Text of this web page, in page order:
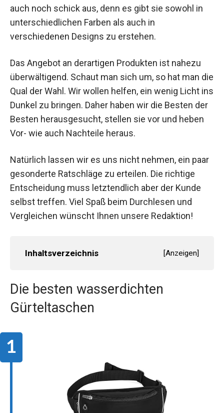
auch noch schick aus, denn es gibt sie sowohl in
unterschiedlichen Farben als auch in
verschiedenen Designs zu erstehen.
Das Angebot an derartigen Produkten ist nahezu
überwältigend. Schaut man sich um, so hat man die
Qual der Wahl. Wir wollen helfen, ein wenig Licht ins
Dunkel zu bringen. Daher haben wir die Besten der
Besten herausgesucht, stellen sie vor und heben
Vor- wie auch Nachteile heraus.
Natürlich lassen wir es uns nicht nehmen, ein paar
gesonderte Ratschläge zu erteilen. Die richtige
Entscheidung muss letztendlich aber der Kunde
selbst treffen. Viel Spaß beim Durchlesen und
Vergleichen wünscht Ihnen unsere Redaktion!
Inhaltsverzeichnis [Anzeigen]
Die besten wasserdichten
Gürteltaschen